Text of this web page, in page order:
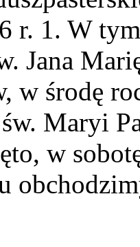
r. 1. W
Jana
w środę
Maryi
w